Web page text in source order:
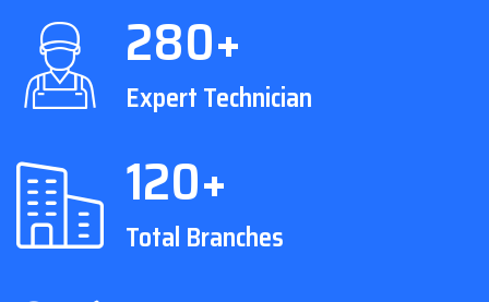
280+
Expert Technician
120+
Total Branches